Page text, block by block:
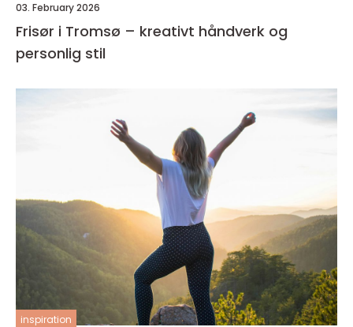
03. February 2026
Frisør i Tromsø – kreativt håndverk og
personlig stil
inspiration